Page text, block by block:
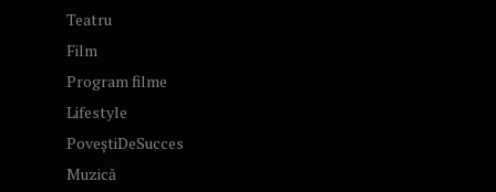
Teatru
Film
Program filme
Lifestyle
PoveștiDeSucces
Muzică